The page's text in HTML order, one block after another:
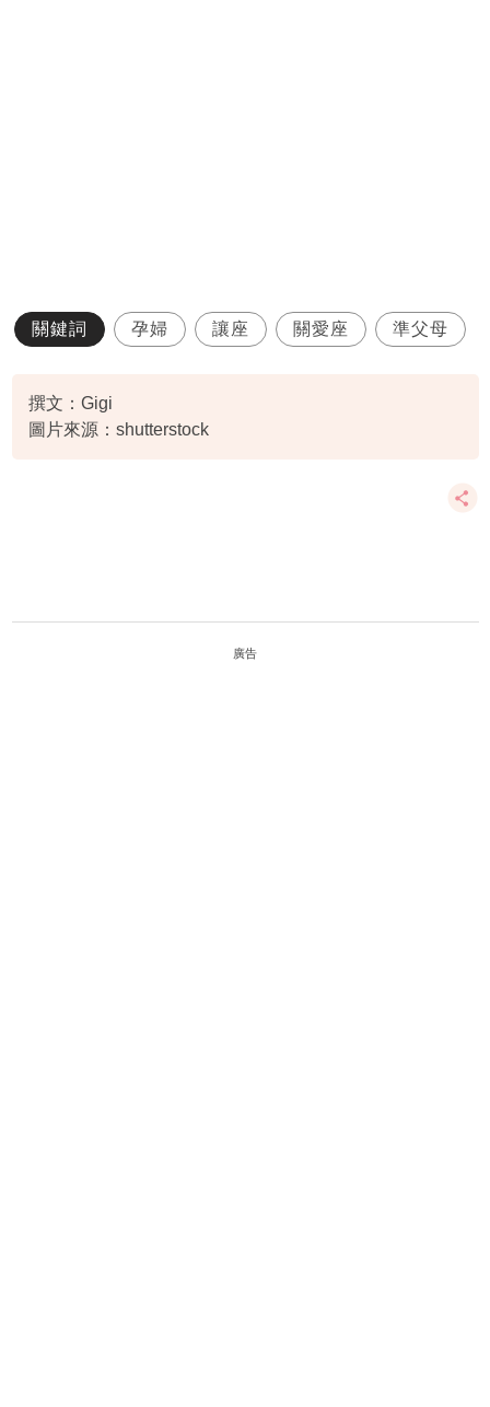
關鍵詞 孕婦 讓座 關愛座 準父母
撰文：Gigi
圖片來源：shutterstock
廣告